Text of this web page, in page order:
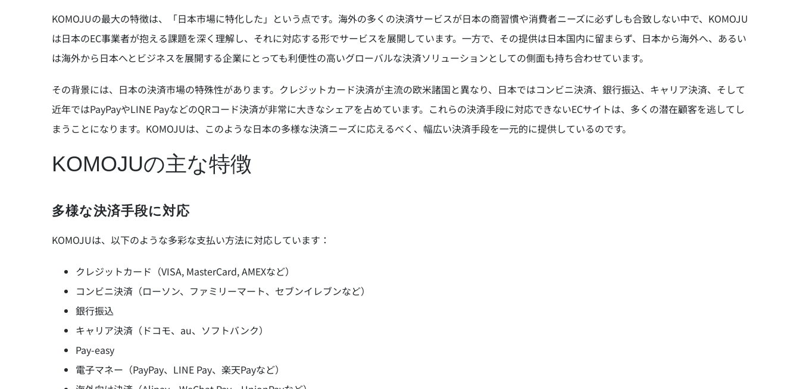
KOMOJUの最大の特徴は、「日本市場に特化した」という点です。海外の多くの決済サービスが日本の商習慣や消費者ニーズに必ずしも合致しない中で、KOMOJU
は日本のEC事業者が抱える課題を深く理解し、それに対応する形でサービスを展開しています。一方で、その提供は日本国内に留まらず、日本から海外へ、あるい
は海外から日本へとビジネスを展開する企業にとっても利便性の高いグローバルな決済ソリューションとしての側面も持ち合わせています。
その背景には、日本の決済市場の特殊性があります。クレジットカード決済が主流の欧米諸国と異なり、日本ではコンビニ決済、銀行振込、キャリア決済、そして
近年ではPayPayやLINE PayなどのQRコード決済が非常に大きなシェアを占めています。これらの決済手段に対応できないECサイトは、多くの潜在顧客を逃してし
まうことになります。KOMOJUは、このような日本の多様な決済ニーズに応えるべく、幅広い決済手段を一元的に提供しているのです。
KOMOJUの主な特徴
多様な決済手段に対応
KOMOJUは、以下のような多彩な支払い方法に対応しています：
クレジットカード（VISA, MasterCard, AMEXなど）
コンビニ決済（ローソン、ファミリーマート、セブンイレブンなど）
銀行振込
キャリア決済（ドコモ、au、ソフトバンク）
Pay-easy
電子マネー（PayPay、LINE Pay、楽天Payなど）